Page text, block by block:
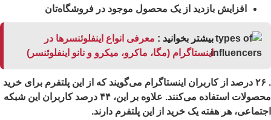
افزایش بازدید از یک محصول موجود در فروشگاه‌تان
بیشتر بخوانید : معرفی انواع اینفلوئنسرها در
اینستاگرام (مگا، ماکرو، میکرو و نانو اینفلوئنسر)
. ۲۶ درصد از کاربران اینستاگرام می‌گویند که از این پلتفرم برای خرید
محصولات استفاده می‌کنند. علاوه بر این، ۴۴ درصد کاربران این شبکه
هر هفته یک خرید از این پلتفرم دارند.